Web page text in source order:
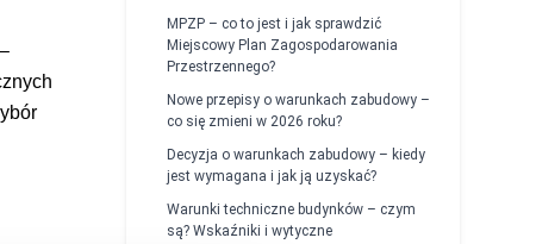
MPZP – co to jest i jak sprawdzić
Miejscowy Plan Zagospodarowania
Przestrzennego?
Nowe przepisy o warunkach zabudowy –
co się zmieni w 2026 roku?
Decyzja o warunkach zabudowy – kiedy
jest wymagana i jak ją uzyskać?
Warunki techniczne budynków – czym
są? Wskaźniki i wytyczne